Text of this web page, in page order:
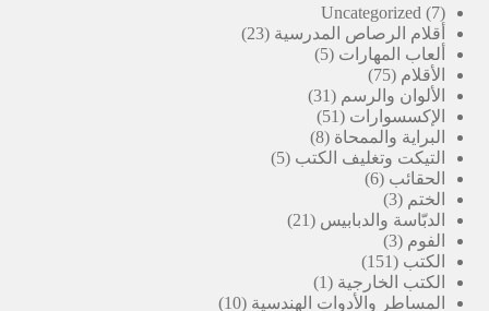
Uncategorized
7
7
منتجات
أقلام الرصاص المدرسية 23
23
ألعاب المهارات 5
5
الأقلام 75
75
منتج
الألوان والرسم 31
31
الإكسسوارات 51
51
منتج
البراية والممحاة 8
8
منتجاتالتيكت وتغليف الكتب 5
5
الحقائب 6
6
الختم 3
3
منتجات
الدبّاسة والدبابيس 21
21
الفوم 3
3
منتجات
الكتب 151
151
منتج
الكتب الخارجية 1
منتج
المساطر والأدوات الهندسية 10
10